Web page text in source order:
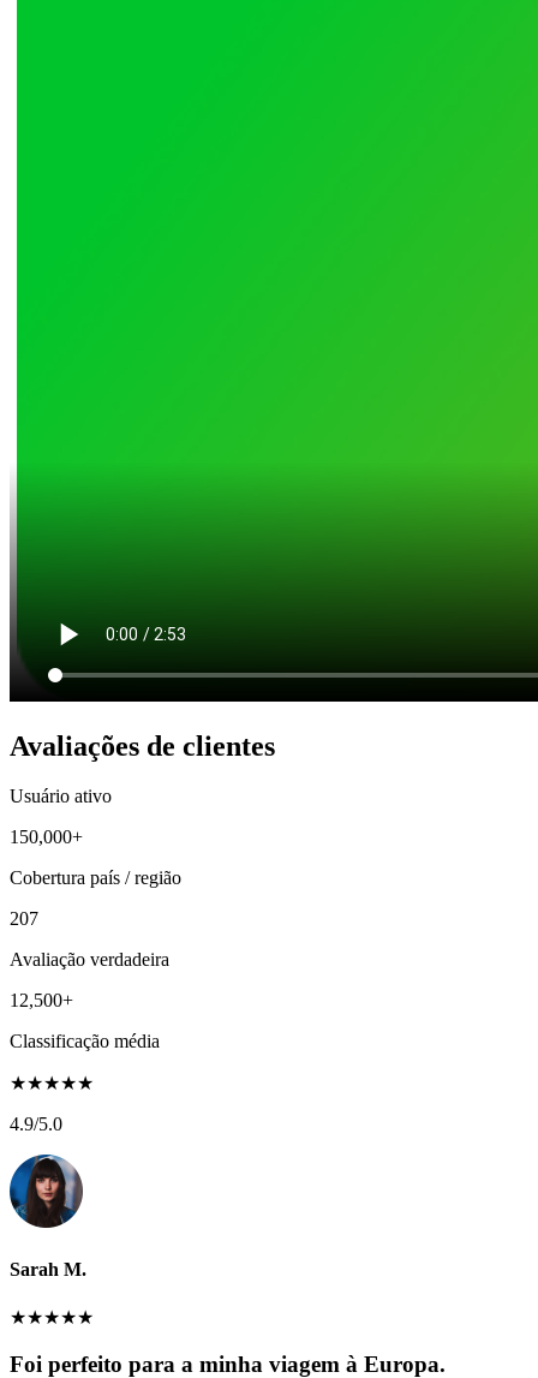
Avaliações de clientes
Usuário ativo
150,000+
Cobertura país / região
207
Avaliação verdadeira
12,500+
Classificação média
★★★★★
4.9/5.0
Sarah M.
★★★★★
Foi perfeito para a minha viagem à Europa.